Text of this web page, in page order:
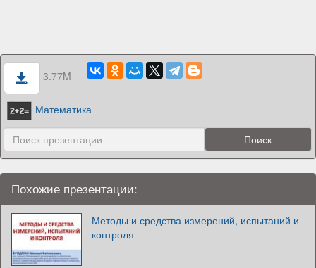
3.77M
Математика
Похожие презентации:
Методы и средства измерений, испытаний и
контроля